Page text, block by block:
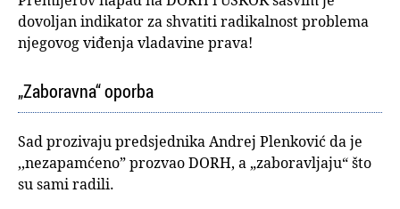
dovoljan indikator za shvatiti radikalnost problema
njegovog viđenja vladavine prava!
„Zaboravna“ oporba
Sad prozivaju predsjednika Andrej Plenković da je
,,nezapamćeno” prozvao DORH, a „zaboravljaju“ što
su sami radili.